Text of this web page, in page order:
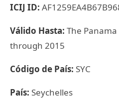
ICIJ ID:
Válido Hasta: The
through 2015
Código de País: SYC
País: Seychelles